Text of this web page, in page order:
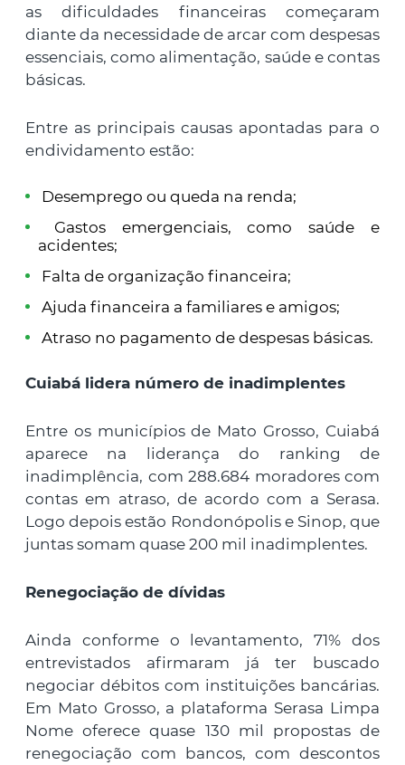
as dificuldades financeiras começaram
diante da necessidade de arcar com despesas
essenciais, como alimentação, saúde e contas
básicas.
Entre as principais causas apontadas para o
endividamento estão:
Desemprego ou queda na renda;
Gastos emergenciais, como saúde e
acidentes;
Falta de organização financeira;
Ajuda financeira a familiares e amigos;
Atraso no pagamento de despesas básicas.
Cuiabá lidera número de inadimplentes
Entre os municípios de Mato Grosso, Cuiabá
aparece na liderança do ranking de
inadimplência, com 288.684 moradores com
contas em atraso, de acordo com a Serasa.
Logo depois estão Rondonópolis e Sinop, que
juntas somam quase 200 mil inadimplentes.
Renegociação de dívidas
Ainda conforme o levantamento, 71% dos
entrevistados afirmaram já ter buscado
negociar débitos com instituições bancárias.
Em Mato Grosso, a plataforma Serasa Limpa
Nome oferece quase 130 mil propostas de
renegociação com bancos, com descontos